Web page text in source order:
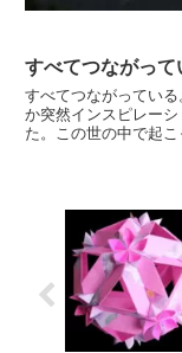
すべてつながって
すべてつながっている
か突然インスピレー
た。この世の中で起